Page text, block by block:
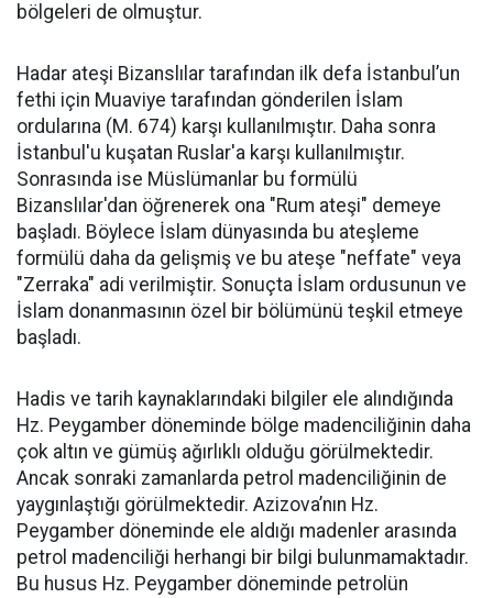
bölgeleri de olmuştur.
Hadar ateşi Bizanslılar tarafından ilk defa İstanbul’un
fethi için Muaviye tarafından gönderilen İslam
ordularına (M. 674) karşı kullanılmıştır. Daha sonra
İstanbul'u kuşatan Ruslar'a karşı kullanılmıştır.
Sonrasında ise Müslümanlar bu formülü
Bizanslılar'dan öğrenerek ona "Rum ateşi" demeye
başladı. Böylece İslam dünyasında bu ateşleme
formülü daha da gelişmiş ve bu ateşe "neffate" veya
"Zerraka" adi verilmiştir. Sonuçta İslam ordusunun ve
İslam donanmasının özel bir bölümünü teşkil etmeye
başladı.
Hadis ve tarih kaynaklarındaki bilgiler ele alındığında
Hz. Peygamber döneminde bölge madenciliğinin daha
çok altın ve gümüş ağırlıklı olduğu görülmektedir.
Ancak sonraki zamanlarda petrol madenciliğinin de
yaygınlaştığı görülmektedir. Azizova’nın Hz.
Peygamber döneminde ele aldığı madenler arasında
petrol madenciliği herhangi bir bilgi bulunmamaktadır.
Bu husus Hz. Peygamber döneminde petrolün